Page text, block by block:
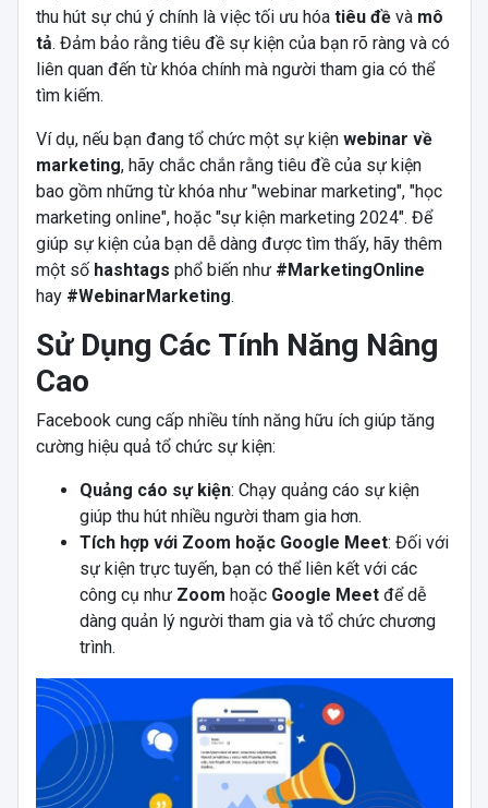
thu hút sự chú ý chính là việc tối ưu hóa tiêu đềvà mô
tả. Đảm bảo rằng tiêu đề sự kiện của bạn rõ ràng và có
liên quan đến từ khóa chính mà người tham gia có thể
tìm kiếm.
Ví dụ, nếu bạn đang tổ chức một sự kiện webinar về
marketing, hãy chắc chắn rằng tiêu đề của sự kiện
bao gồm những từ khóa như "webinar marketing", "học
marketing online", hoặc "sự kiện marketing 2024". Để
giúp sự kiện của bạn dễ dàng được tìm thấy, hãy thêm
một số hashtags phổ biến như #MarketingOnline
hay #WebinarMarketing.
Sử Dụng Các Tính Năng Nâng
Cao
Facebook cung cấp nhiều tính năng hữu ích giúp tăng
cường hiệu quả tổ chức sự kiện:
Quảng cáo sự kiện: Chạy quảng cáo sự kiện
giúp thu hút nhiều người tham gia hơn.
Tích hợp với Zoom hoặc Google Meet: Đối với
sự kiện trực tuyến, bạn có thể liên kết với các
công cụ như Zoom hoặc Google Meetđể dễ
dàng quản lý người tham gia và tổ chức chương
trình.